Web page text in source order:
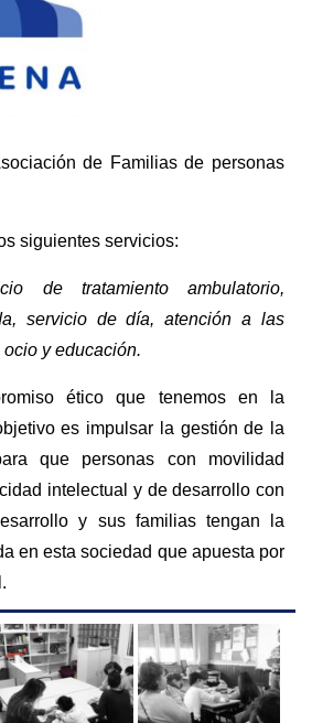
de Familias de personas
siguientes servicios:
de tratamiento ambulatorio,
servicio de día, atención a las
y educación.
ético que tenemos en la
es impulsar la gestión de la
que personas con movilidad
intelectual y de desarrollo con
y sus familias tengan la
en esta sociedad que apuesta por